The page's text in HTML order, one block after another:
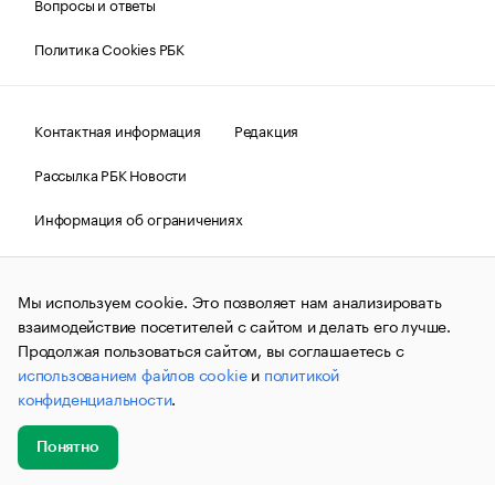
Политика Cookies РБК
Контактная информация
Редакция
Рассылка РБК Новости
Информация об ограничениях
Правовая информация
О соблюдении авторских прав
© АО «РОСБИЗНЕСКОНСАЛТИНГ»,1995–2026.Сообщения
и материалы информационного агентства «РБК»
(зарегистрировано Федеральной службой по надзору в сфере
связи, информационных технологий и массовых
коммуникаций (Роскомнадзор) 09.12.2015 за номером ИА
№ФС77-63848) сопровождаются пометкой «РБК». Отдельные
публикации могут содержать информацию,
не предназначенную для пользователей
до 18 лет.
Мы используем cookie. Это позволяет нам анализировать
взаимодействие посетителей с сайтом и делать его лучше.
Продолжая пользоваться сайтом, вы соглашаетесь с
использованием файлов cookieи политикой
конфиденциальности.
Понятно